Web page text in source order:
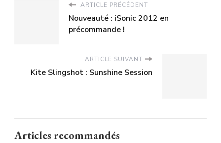
ARTICLE PRÉCÉDENT
Nouveauté : iSonic 2012 en
précommande !
ARTICLE SUIVANT
Kite Slingshot : Sunshine Session
Articles recommandés